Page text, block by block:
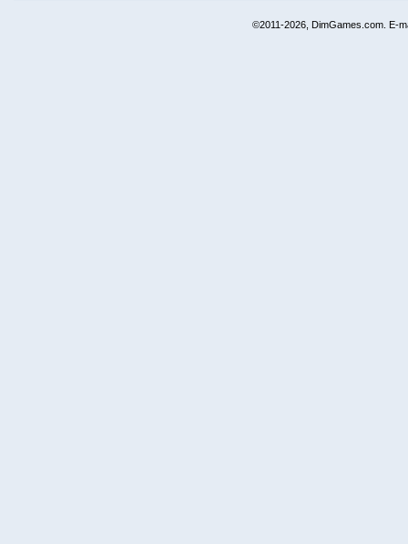
©2011-2026, DimGames.com. E-